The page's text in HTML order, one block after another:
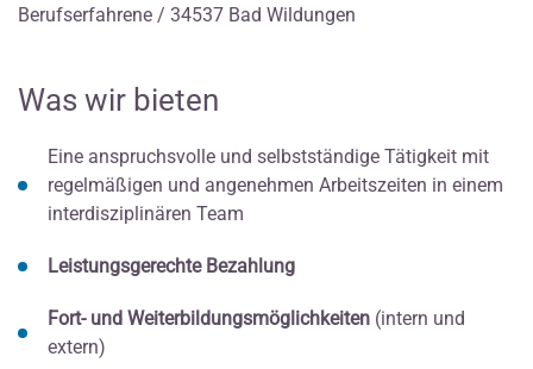
Berufserfahrene / 34537 Bad Wildungen
Was wir bieten
Eine anspruchsvolle und selbstständige Tätigkeit mit
regelmäßigen und angenehmen Arbeitszeiten in einem
interdisziplinären Team
Leistungsgerechte Bezahlung
Fort- und Weiterbildungsmöglichkeiten (intern und
extern)